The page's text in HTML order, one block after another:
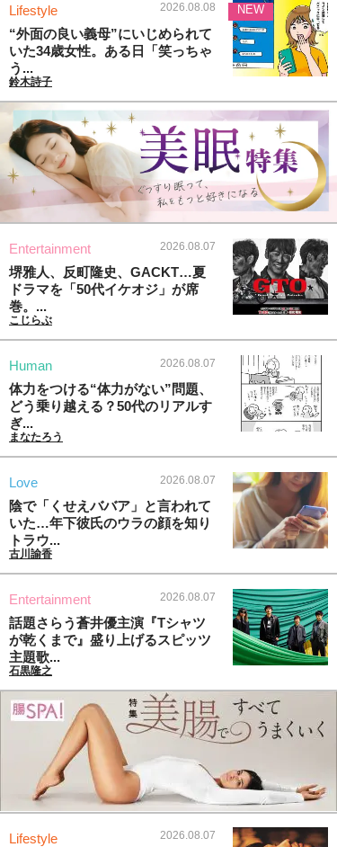
Lifestyle 2026.08.08
“外面の良い義母”にいじめられて
いた34歳女性。ある日「笑っちゃ
う...
鈴木詩子
NEW
Entertainment 2026.08.07
堺雅人、反町隆史、GACKT…夏
ドラマを「50代イケオジ」が席
巻。...
こじらぶ
Human 2026.08.07
体力をつける“体力がない”問題、
どう乗り越える？50代のリアルす
ぎ...
まなたろう
Love 2026.08.07
陰で「くせえババア」と言われて
いた…年下彼氏のウラの顔を知り
トラウ...
古川諭香
Entertainment 2026.08.07
話題さらう蒼井優主演『Tシャツ
が乾くまで』盛り上げるスピッツ
主題歌...
石黒隆之
Lifestyle 2026.08.07